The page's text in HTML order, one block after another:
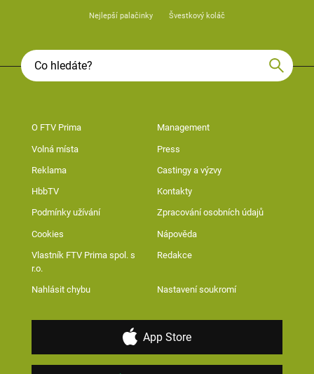
Nejlepší palačinky Švestkový koláč
O FTV Prima Management
Volná místa Press
Reklama Castingy a výzvy
HbbTV Kontakty
Podmínky užívání Zpracování osobních údajů
Cookies Nápověda
Vlastník FTV Prima spol. s
r.o.
Redakce
Nahlásit chybu Nastavení soukromí
App Store